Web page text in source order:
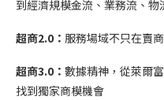
到經濟規模金流、業務流、
超商2.0： 服務場域不只在賣
超商3.0： 數據精神，從萊爾
找到獨家商模機會